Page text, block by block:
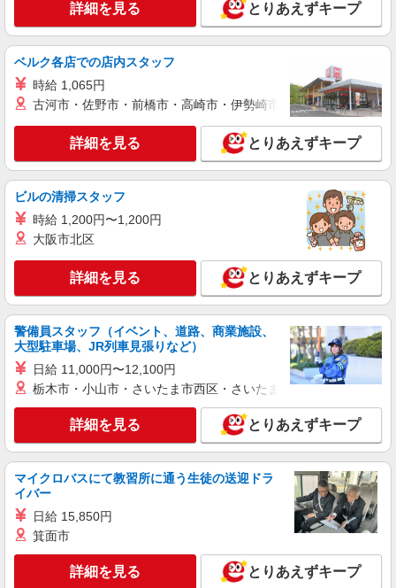
株式会社トラストグロース 新宿本社 第3営業部
デイサービスでの介護士
時給：無資格1300円〜1350円 初任者
1400円〜1500円 実務者1500円〜1600円
介福1600円〜1650円 ※資格や経験などに
よる
東京都北区
キープ 詳細を見る
派遣社員
株式会社kotrio /●SW-H1-2114824
赤羽駅⇒キレイな病院で介護補助/事務作業な
時給1650円〜2312円 ＜日払い有/週払い有/交
通費全支給(ガソリン代含む)＞
北区内【赤羽駅近く】
キープ 詳細を見る
派遣社員
（株）ウィルオブ・ワークCW 池袋支店/ms130201
夜勤専従
時給1800円 ◆前払い・日払い・週払いOK
東京都北区
キープ 詳細を見る
日研トータルソーシング株式会社 メディカルケア事業部/新宿オフィ
詳細を見る とりあえずキープ
ベルク各店での店内スタッフ
時給 1,065円
古河市・佐野市・前橋市・高崎市・伊勢崎市・太田市・館林市
詳細を見る とりあえずキープ
ビルの清掃スタッフ
時給 1,200円〜1,200円
大阪市北区
詳細を見る とりあえずキープ
警備員スタッフ（イベント、道路、商業施設、
大型駐車場、JR列車見張りなど）
日給 11,000円〜12,100円
栃木市・小山市・さいたま市西区・さいたま市岩槻区・久喜市・
詳細を見る とりあえずキープ
マイクロバスにて教習所に通う生徒の送迎ドラ
イバー
日給 15,850円
箕面市
詳細を見る とりあえずキープ